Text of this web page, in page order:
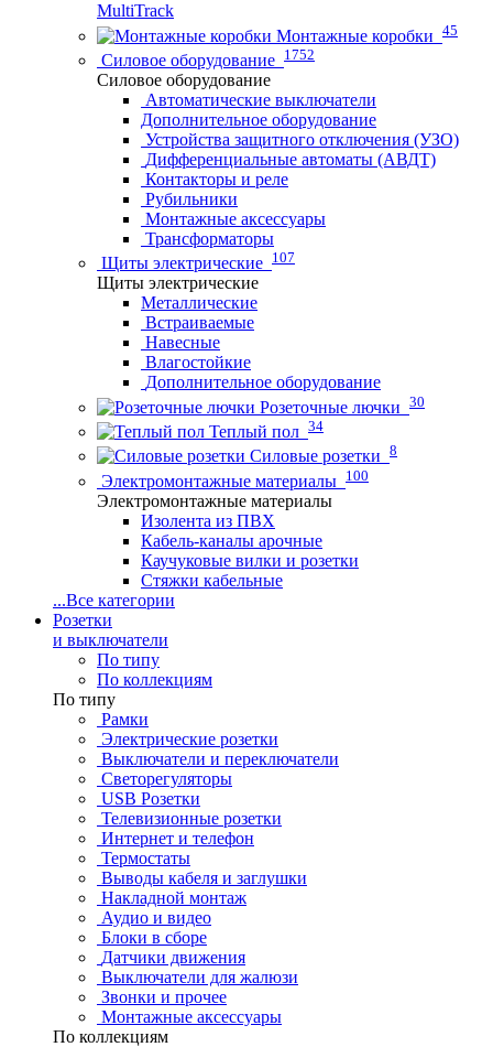
MultiTrack
Монтажные коробки 45
Силовое оборудование 1752
Силовое оборудование
Автоматические выключатели
Дополнительное оборудование
Устройства защитного отключения (УЗО)
Дифференциальные автоматы (АВДТ)
Контакторы и реле
Рубильники
Монтажные аксессуары
Трансформаторы
Щиты электрические 107
Щиты электрические
Металлические
Встраиваемые
Навесные
Влагостойкие
Дополнительное оборудование
Розеточные лючки 30
Теплый пол 34
Силовые розетки 8
Электромонтажные материалы 100
Электромонтажные материалы
Изолента из ПВХ
Кабель-каналы арочные
Каучуковые вилки и розетки
Стяжки кабельные
...Все категории
Розетки
и выключатели
По типу
По коллекциям
По типу
Рамки
Электрические розетки
Выключатели и переключатели
Светорегуляторы
USB Розетки
Телевизионные розетки
Интернет и телефон
Термостаты
Выводы кабеля и заглушки
Накладной монтаж
Аудио и видео
Блоки в сборе
Датчики движения
Выключатели для жалюзи
Звонки и прочее
Монтажные аксессуары
По коллекциям